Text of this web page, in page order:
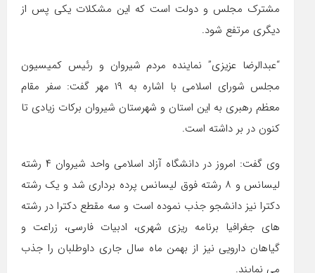
مشترک مجلس و دولت است که این مشکلات یکی پس از
دیگری مرتفع شود.
“عبدالرضا عزیزی” نماینده مردم شیروان و رئیس کمیسیون
مجلس شورای اسلامی با اشاره به ۱۹ مهر گفت: سفر مقام
معظم رهبری به این استان و شهرستان شیروان برکات زیادی تا
کنون در بر داشته است.
وی گفت: امروز در دانشگاه آزاد اسلامی واحد شیروان ۴ رشته
لیسانس و ۸ رشته فوق لیسانس پرده برداری شد و یک رشته
دکترا نیز دانشجو جذب نموده است و سه مقطع دکترا در رشته
های جغرافیا برنامه ریزی شهری، ادبیات فارسی، زراعت و
گیاهان دارویی نیز از بهمن ماه سال جاری داوطلبان را جذب